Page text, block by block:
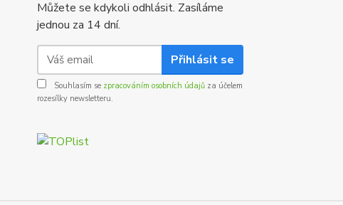
Můžete se kdykoli odhlásit. Zasíláme
jednou za 14 dní.
Přihlásit se
Souhlasím se zpracováním osobních údajů za účelem
rozesílky newsletteru.